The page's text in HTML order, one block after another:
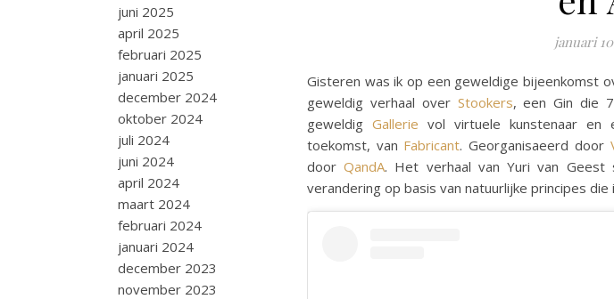
juni 2025
april 2025
februari 2025
januari 2025
december 2024
oktober 2024
juli 2024
juni 2024
april 2024
maart 2024
februari 2024
januari 2024
december 2023
november 2023
januari
Gisteren was ik op een geweldige bijeenkomst
geweldig verhaal over Stookers, een Gin die
geweldig Gallerie vol virtuele kunstenaar
toekomst, van Fabricant. Georganisaeerd door
doorQandA. Het verhaal van Yuri van
verandering op basis van natuurlijke principes die